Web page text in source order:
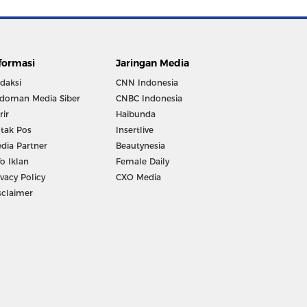
Media Siber
Pos
Partner
Iklan
Policy
Jaringan Media
CNN Indonesia
CNBC Indonesia
Haibunda
Insertlive
Beautynesia
Female Daily
CXO Media